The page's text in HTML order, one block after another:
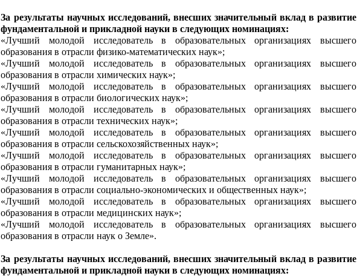
За результаты научных исследований, внесших значительный вклад в развитие
фундаментальной и прикладной науки в следующих номинациях:
«Лучший молодой исследователь в образовательных организациях высшего
образования в отрасли физико-математических наук»;
«Лучший молодой исследователь в образовательных организациях высшего
образования в отрасли химических наук»;
«Лучший молодой исследователь в образовательных организациях высшего
образования в отрасли биологических наук»;
«Лучший молодой исследователь в образовательных организациях высшего
образования в отрасли технических наук»;
«Лучший молодой исследователь в образовательных организациях высшего
образования в отрасли сельскохозяйственных наук»;
«Лучший молодой исследователь в образовательных организациях высшего
образования в отрасли гуманитарных наук»;
«Лучший молодой исследователь в образовательных организациях высшего
образования в отрасли социально-экономических и общественных наук»;
«Лучший молодой исследователь в образовательных организациях высшего
образования в отрасли медицинских наук»;
«Лучший молодой исследователь в образовательных организациях высшего
образования в отрасли наук о Земле».
За результаты научных исследований, внесших значительный вклад в развитие
фундаментальной и прикладной науки в следующих номинациях: